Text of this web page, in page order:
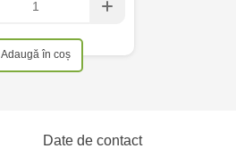
Adaugă în coș
Date de contact